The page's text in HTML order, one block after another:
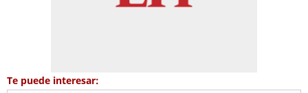
Te puede interesar: